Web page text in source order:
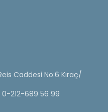
Caddesi No:6 Kıraç/
0-212-689 56 99